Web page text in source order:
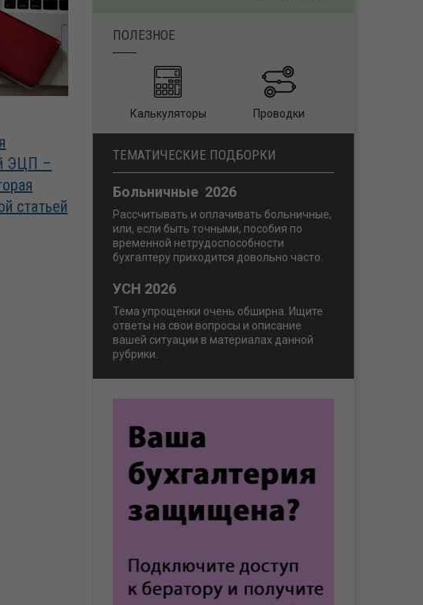
ЭЦП –
статьей
ПОЛЕЗНОЕ
Калькуляторы Проводки
ТЕМАТИЧЕСКИЕ ПОДБОРКИ
Больничные 2026
Рассчитывать и оплачивать больничные,
или, если быть точными, пособия по
временной нетрудоспособности
бухгалтеру приходится довольно часто.
УСН 2026
Тема упрощенки очень обширна. Ищите
ответы на свои вопросы и описание
вашей ситуации в материалах данной
рубрики.